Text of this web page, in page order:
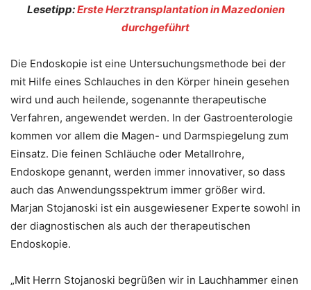
Lesetipp:Erste Herztransplantation in Mazedonien
durchgeführt
Die Endoskopie ist eine Untersuchungsmethode bei der
mit Hilfe eines Schlauches in den Körper hinein gesehen
wird und auch heilende, sogenannte therapeutische
Verfahren, angewendet werden. In der Gastroenterologie
kommen vor allem die Magen- und Darmspiegelung zum
Einsatz. Die feinen Schläuche oder Metallrohre,
Endoskope genannt, werden immer innovativer, so dass
auch das Anwendungsspektrum immer größer wird.
Marjan Stojanoski ist ein ausgewiesener Experte sowohl in
der diagnostischen als auch der therapeutischen
Endoskopie.
„Mit Herrn Stojanoski begrüßen wir in Lauchhammer einen